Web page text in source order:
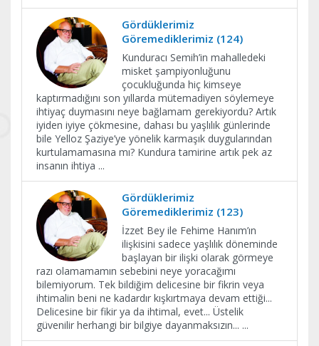
Gördüklerimiz
Göremediklerimiz (124)
Kunduracı Semih’in mahalledeki
misket şampiyonluğunu
çocukluğunda hiç kimseye
kaptırmadığını son yıllarda mütemadiyen söylemeye
ihtiyaç duymasını neye bağlamam gerekiyordu? Artık
iyiden iyiye çökmesine, dahası bu yaşlılık günlerinde
bile Yelloz Şaziye’ye yönelik karmaşık duygularından
kurtulamamasına mı? Kundura tamirine artık pek az
insanın ihtiya ...
Gördüklerimiz
Göremediklerimiz (123)
İzzet Bey ile Fehime Hanım’ın
ilişkisini sadece yaşlılık döneminde
başlayan bir ilişki olarak görmeye
razı olamamamın sebebini neye yoracağımı
bilemiyorum. Tek bildiğim delicesine bir fikrin veya
ihtimalin beni ne kadardır kışkırtmaya devam ettiği...
Delicesine bir fikir ya da ihtimal, evet... Üstelik
güvenilir herhangi bir bilgiye dayanmaksızın... ...